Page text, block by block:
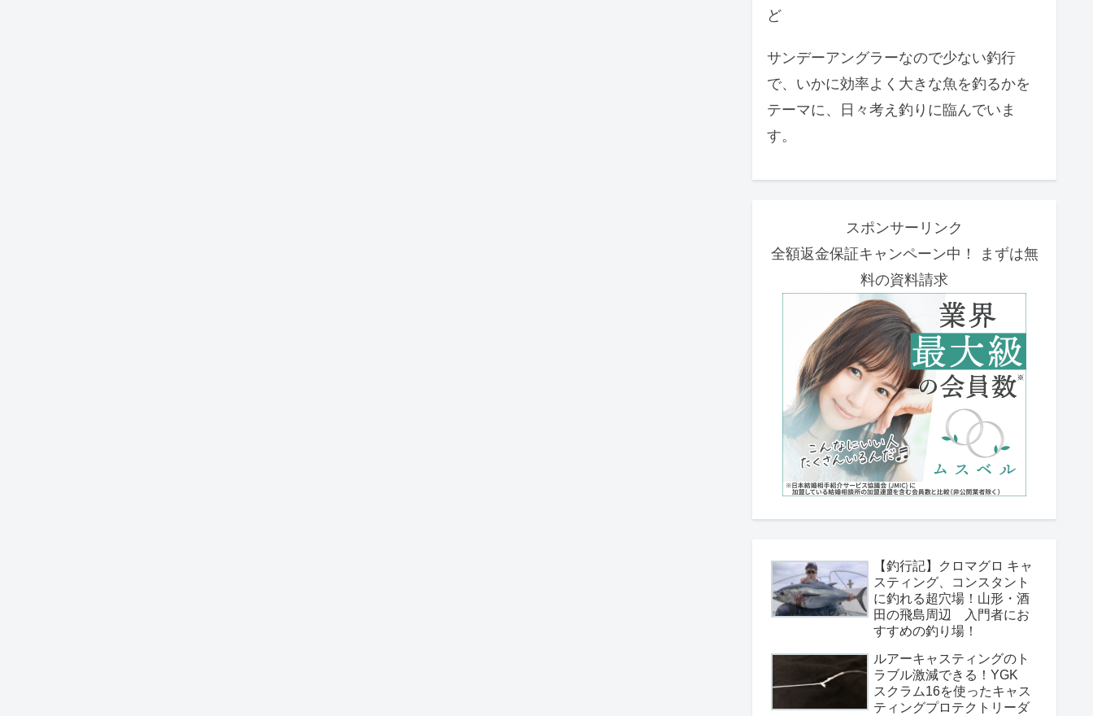
ど
サンデーアングラーなので少ない釣行
で、いかに効率よく大きな魚を釣るかを
テーマに、日々考え釣りに臨んでいま
す。
スポンサーリンク
全額返金保証キャンペーン中！ まずは無
料の資料請求
【釣行記】クロマグロ キャ
スティング、コンスタント
に釣れる超穴場！山形・酒
田の飛島周辺 入門者にお
すすめの釣り場！
ルアーキャスティングのト
ラブル激減できる！YGK
スクラム16を使ったキャス
ティングプロテクトリーダ